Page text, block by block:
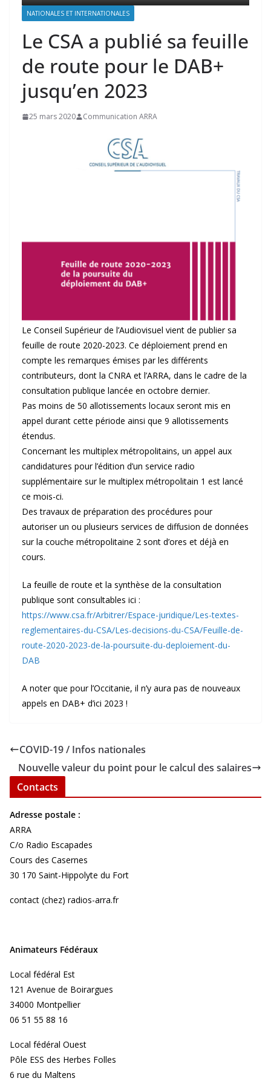
NATIONALES ET INTERNATIONALES
Le CSA a publié sa feuille
de route pour le DAB+
jusqu’en 2023
25 mars 2020 Communication ARRA
Le Conseil Supérieur de l’Audiovisuel vient de publier sa
feuille de route 2020-2023. Ce déploiement prend en
compte les remarques émises par les différents
contributeurs, dont la CNRA et l’ARRA, dans le cadre de la
consultation publique lancée en octobre dernier.
Pas moins de 50 allotissements locaux seront mis en
appel durant cette période ainsi que 9 allotissements
étendus.
Concernant les multiplex métropolitains, un appel aux
candidatures pour l’édition d’un service radio
supplémentaire sur le multiplex métropolitain 1 est lancé
ce mois-ci.
Des travaux de préparation des procédures pour
autoriser un ou plusieurs services de diffusion de données
sur la couche métropolitaine 2 sont d’ores et déjà en
cours.
La feuille de route et la synthèse de la consultation
publique sont consultables ici :
https://www.csa.fr/Arbitrer/Espace-juridique/Les-textes-
reglementaires-du-CSA/Les-decisions-du-CSA/Feuille-de-
route-2020-2023-de-la-poursuite-du-deploiement-du-
DAB
A noter que pour l’Occitanie, il n’y aura pas de nouveaux
appels en DAB+ d’ici 2023 !
COVID-19 / Infos nationales
Nouvelle valeur du point pour le calcul des salaires
Contacts
Adresse postale :
ARRA
C/o Radio Escapades
Cours des Casernes
30 170 Saint-Hippolyte du Fort
contact (chez) radios-arra.fr
Animateurs Fédéraux
Local fédéral Est
121 Avenue de Boirargues
34000 Montpellier
06 51 55 88 16
Local fédéral Ouest
Pôle ESS des Herbes Folles
6 rue du Maltens